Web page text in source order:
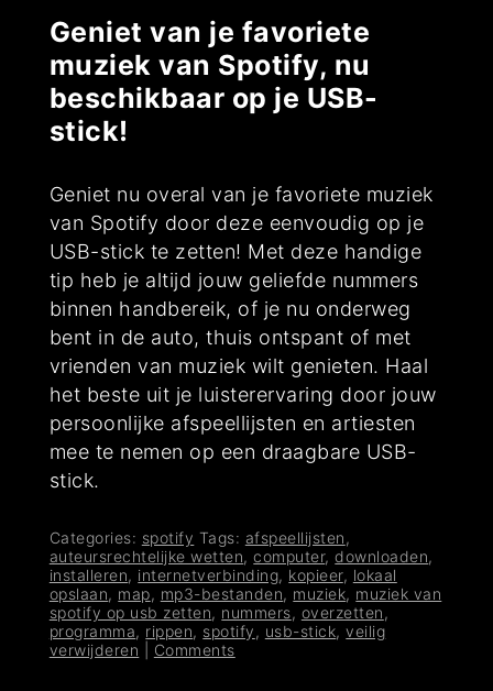
Geniet van je favoriete
muziek van Spotify, nu
beschikbaar op je USB-
stick!
Geniet nu overal van je favoriete muziek
van Spotify door deze eenvoudig op je
USB-stick te zetten! Met deze handige
tip heb je altijd jouw geliefde nummers
binnen handbereik, of je nu onderweg
bent in de auto, thuis ontspant of met
vrienden van muziek wilt genieten. Haal
het beste uit je luisterervaring door jouw
persoonlijke afspeellijsten en artiesten
mee te nemen op een draagbare USB-
stick.
Categories: spotify Tags: afspeellijsten ,
auteursrechtelijke wetten,computer,downloaden,
installeren, internetverbinding, kopieer, lokaal
opslaan, map, mp3-bestanden, muziek, muziek van
spotify op usb zetten, nummers, overzetten ,
programma, rippen, spotify , usb-stick,veilig
verwijderen
Comments